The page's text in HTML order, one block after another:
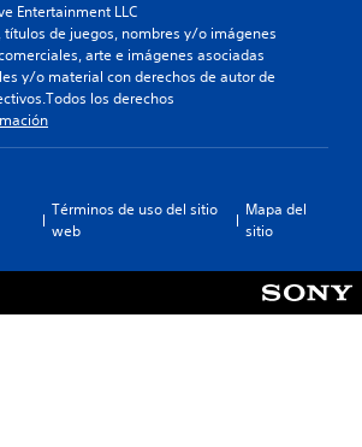
Entertainment LLC
títulos de juegos, nombres y/o imágenes
arte e imágenes asociadas
y/o material con derechos de autor de
los derechos
Términos de uso del sitio
web
Mapa del
sitio